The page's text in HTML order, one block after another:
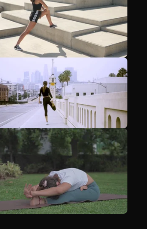
Voir plus